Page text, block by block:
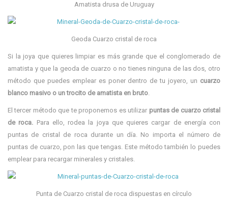
Amatista drusa de Uruguay
Geoda Cuarzo cristal de roca
Si la joya que quieres limpiar es más grande que el conglomerado de
amatista y que la geoda de cuarzo o no tienes ninguna de las dos, otro
método que puedes emplear es poner dentro de tu joyero, un cuarzo
blanco masivo o un trocito de amatista en bruto.
El tercer método que te proponemos es utilizar puntas de cuarzo cristal
de roca. Para ello, rodea la joya que quieres cargar de energía con
puntas de cristal de roca durante un día. No importa el número de
puntas de cuarzo, pon las que tengas. Este método también lo puedes
emplear para recargar minerales y cristales.
Punta de Cuarzo cristal de roca dispuestas en círculo